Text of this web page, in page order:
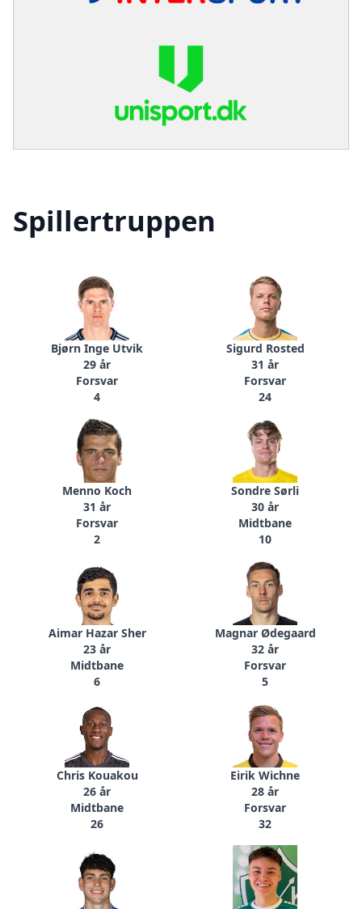
Spillertruppen
Bjørn Inge Utvik
29 år
Forsvar
4
Sigurd Rosted
31 år
Forsvar
24
Menno Koch
31 år
Forsvar
2
Sondre Sørli
30 år
Midtbane
10
Aimar Hazar Sher
23 år
Midtbane
6
Magnar Ødegaard
32 år
Forsvar
5
Chris Kouakou
26 år
Midtbane
26
Eirik Wichne
28 år
Forsvar
32